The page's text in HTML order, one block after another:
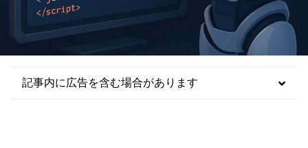
記事内に広告を含む場合があります